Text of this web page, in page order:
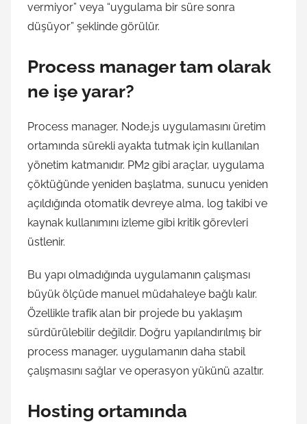
vermiyor” veya “uygulama bir süre sonra
düşüyor” şeklinde görülür.
Process manager tam olarak
ne işe yarar?
Process manager, Node.js uygulamasını üretim
ortamında sürekli ayakta tutmak için kullanılan
yönetim katmanıdır. PM2 gibi araçlar, uygulama
çöktüğünde yeniden başlatma, sunucu yeniden
açıldığında otomatik devreye alma, log takibi ve
kaynak kullanımını izleme gibi kritik görevleri
üstlenir.
Bu yapı olmadığında uygulamanın çalışması
büyük ölçüde manuel müdahaleye bağlı kalır.
Özellikle trafik alan bir projede bu yaklaşım
sürdürülebilir değildir. Doğru yapılandırılmış bir
process manager, uygulamanın daha stabil
çalışmasını sağlar ve operasyon yükünü azaltır.
Hosting ortamında